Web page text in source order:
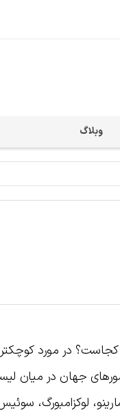
وبلاگ
در مورد
جهان در میان
لوکزامبورگ،